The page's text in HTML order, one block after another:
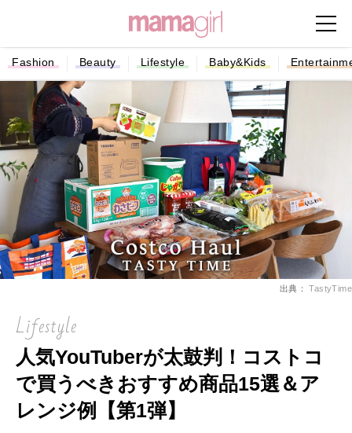
Fashion Beauty Lifestyle Baby&Kids
出典： TastyTime
Lifestyle
人気YouTuberが太鼓判！コストコ
で買うべきおすすめ商品15選＆ア
レンジ例【第1弾】